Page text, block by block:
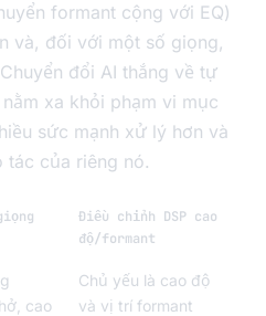
formant cộng với EQ)
và, đối với một số giọng,
đổi AI thắng về tự
xa khỏi phạm vi mục
sức mạnh xử lý hơn và
tác của riêng nó.
Điều chỉnh DSP cao
độ/formant
cao
Chủ yếu là cao độ
và vị trí formant